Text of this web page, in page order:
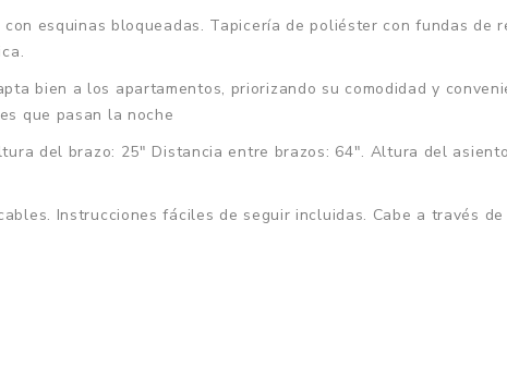
esquinas bloqueadas. Tapicería de poliéster con fundas de
bien a los apartamentos, priorizando su comodidad y
que pasan la noche
del brazo: 25" Distancia entre brazos: 64". Altura del
Instrucciones fáciles de seguir incluidas. Cabe a través